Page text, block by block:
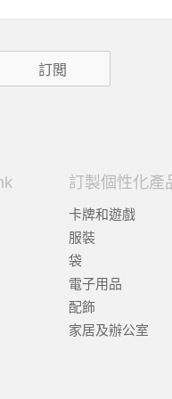
訂製個性化產
卡牌和遊戲
服裝
袋
電子用品
配飾
家居及辦公室